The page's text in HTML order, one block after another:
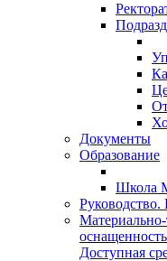
Документы
Образование
Школа
Руководство.
Материально-
Доступная